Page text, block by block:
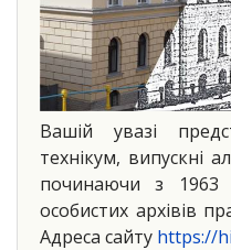
Вашій увазі
технікум, випускні
починаючи з
особистих архівів
Адреса сайту https://